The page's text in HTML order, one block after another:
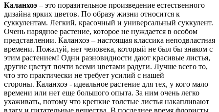
Каланхоэ – это поразительное произведение естественного
дизайна ярких цветов. По образу жизни относится к
суккулентам. Легкий, красочный и универсальный суккулент.
Очень нарядное растение, которое не нуждается в особом
представлении. Каланхоэ – настоящая классика неподвластная
времени. Пожалуй, нет человека, который не был бы знаком с
этим растением! Одни разновидности дают красивые листья,
другие цветут почти всеми цветами радуги. Лучше всего то,
что это практически не требует усилий с нашей
стороны. Каланхоэ - идеальное растение для тех, у кого мало
времени или нет еще большого опыта. За ним очень легко
ухаживать, потому что крепкие толстые листья накапливают
влагу и питательные вещества. В последнее время флористы